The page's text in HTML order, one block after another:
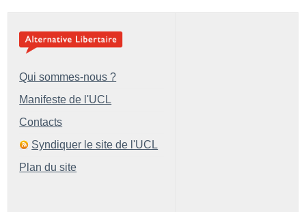
Qui sommes-nous ?
Manifeste de l'UCL
Contacts
Syndiquer le site de l'UCL
Plan du site